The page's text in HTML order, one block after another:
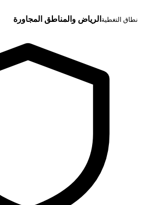
نطاق التغطية الرياض والمناطق المجاورة